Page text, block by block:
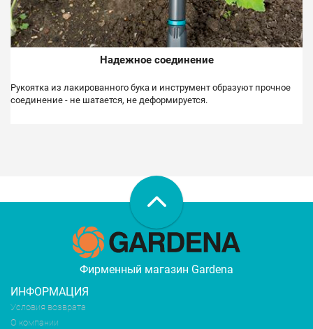
Надежное соединение
Рукоятка из лакированного бука и инструмент образуют прочное
соединение - не шатается, не деформируется.
Фирменный магазин Gardena
ИНФОРМАЦИЯ
Условия возврата
О компании